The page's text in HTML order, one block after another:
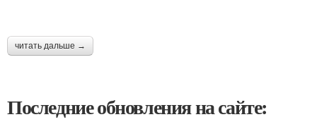
читать дальше →
Последние обновления на сайте: